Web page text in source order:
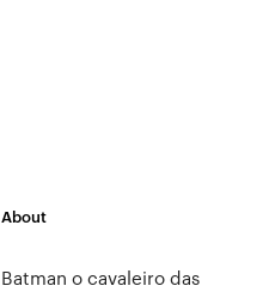
About
Batman o cavaleiro das